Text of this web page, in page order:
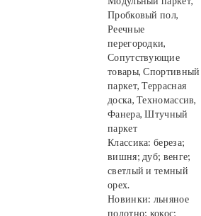
Пробковый пол,
Реечные
перегородки,
Сопутствующие
товары, Спортивный
паркет, Террасная
доска, Техномассив,
Фанера, Штучный
паркет
Классика: береза;
вишня; дуб; венге;
светлый и темный
орех.
Новинки: льняное
полотно; кокос;